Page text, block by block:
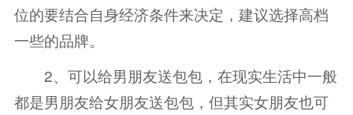
位的要结合自身经济条件来决定，建议选择高档
一些的品牌。
2、可以给男朋友送包包，在现实生活中一般
都是男朋友给女朋友送包包，但其实女朋友也可